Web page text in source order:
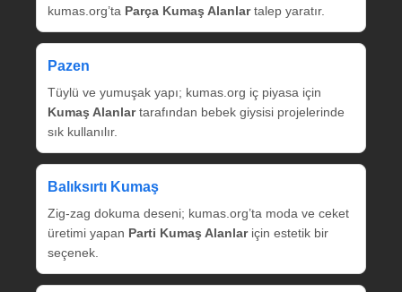
kumas.org’ta Parça Kumaş Alanlartalep yaratır.
Pazen
Tüylü ve yumuşak yapı; kumas.org iç piyasa için
Kumaş Alanlartarafından bebek giysisi projelerinde
sık kullanılır.
Balıksırtı Kumaş
Zig‑zag dokuma deseni; kumas.org’ta moda ve ceket
üretimi yapan Parti Kumaş Alanlariçin estetik bir
seçenek.